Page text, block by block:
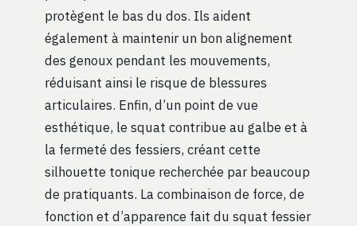
protègent le bas du dos. Ils aident
également à maintenir un bon alignement
des genoux pendant les mouvements,
réduisant ainsi le risque de blessures
articulaires. Enfin, d’un point de vue
esthétique, le squat contribue au galbe et à
la fermeté des fessiers, créant cette
silhouette tonique recherchée par beaucoup
de pratiquants. La combinaison de force, de
fonction et d’apparence fait du squat fessier